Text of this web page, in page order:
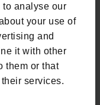
to analyse our
your use of
and
it with other
them or that
services.
upite medija.